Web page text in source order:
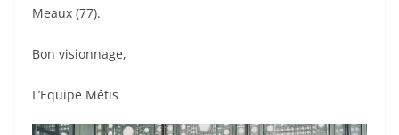
Meaux (77).
Bon visionnage,
L’Equipe Mêtis